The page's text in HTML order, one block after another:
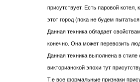
присутствует. Есть паровой котел,
этот город (пока не будем
Данная техника обладает
конечно. Она может перевозить
Данная техника выполнена в
викторианской эпохи тут
Т.е все формальные признаки